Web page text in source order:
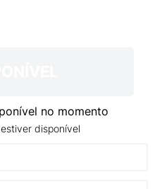
no momento
disponível